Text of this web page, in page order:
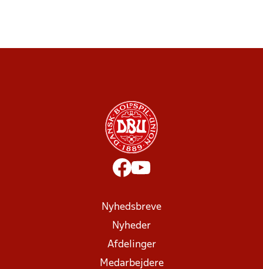
Nyhedsbreve
Nyheder
Afdelinger
Medarbejdere